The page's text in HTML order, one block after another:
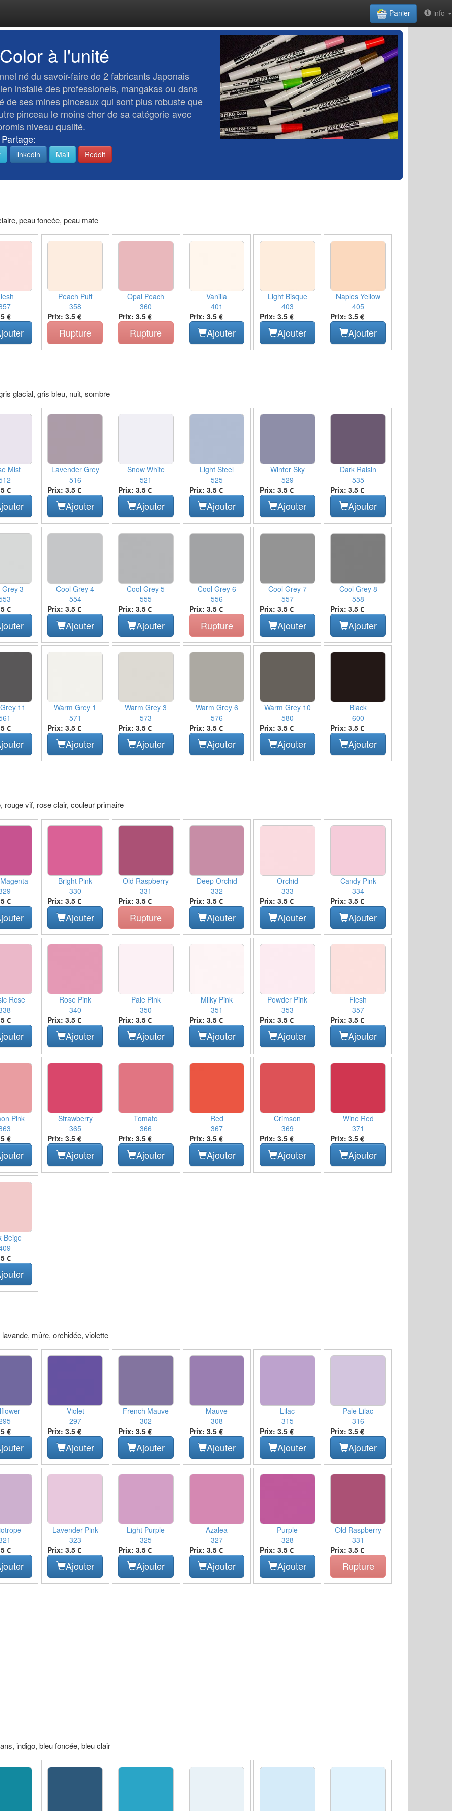
Panier info
à l'unité
né du savoir-faire de 2 fabricants Japonais
installé des professionels, mangakas ou dans
de ses mines pinceaux qui sont plus robuste que
pinceau le moins cher de sa catégorie avec
niveau qualité.
Partage:
linkedin Mail Reddit
peau foncée, peau mate
€
Peach Puff
358
Prix: 3.5 €
Rupture
Opal Peach
360
Prix: 3.5 €
Rupture
Vanilla
401
Prix: 3.5 €
Ajouter
Light Bisque
403
Prix: 3.5 €
Ajouter
Naples Yellow
405
Prix: 3.5 €
Ajouter
glacial, gris bleu, nuit, sombre
Mist
€
Lavender Grey
516
Prix: 3.5 €
Ajouter
Snow White
521
Prix: 3.5 €
Ajouter
Light Steel
525
Prix: 3.5 €
Ajouter
Winter Sky
529
Prix: 3.5 €
Ajouter
Dark Raisin
535
Prix: 3.5 €
Ajouter
Grey 3
€
Cool Grey 4
554
Prix: 3.5 €
Ajouter
Cool Grey 5
555
Prix: 3.5 €
Ajouter
Cool Grey 6
556
Prix: 3.5 €
Rupture
Cool Grey 7
557
Prix: 3.5 €
Ajouter
Cool Grey 8
558
Prix: 3.5 €
Ajouter
11
€
Warm Grey 1
571
Prix: 3.5 €
Ajouter
Warm Grey 3
573
Prix: 3.5 €
Ajouter
Warm Grey 6
576
Prix: 3.5 €
Ajouter
Warm Grey 10
580
Prix: 3.5 €
Ajouter
Black
600
Prix: 3.5 €
Ajouter
rouge vif, rose clair, couleur primaire
€
Bright Pink
330
Prix: 3.5 €
Ajouter
Old Raspberry
331
Prix: 3.5 €
Rupture
Deep Orchid
332
Prix: 3.5 €
Ajouter
Orchid
333
Prix: 3.5 €
Ajouter
Candy Pink
334
Prix: 3.5 €
Ajouter
Rose
€
Rose Pink
340
Prix: 3.5 €
Ajouter
Pale Pink
350
Prix: 3.5 €
Ajouter
Milky Pink
351
Prix: 3.5 €
Ajouter
Powder Pink
353
Prix: 3.5 €
Ajouter
Flesh
357
Prix: 3.5 €
Ajouter
Pink
€
Strawberry
365
Prix: 3.5 €
Ajouter
Tomato
366
Prix: 3.5 €
Ajouter
Red
367
Prix: 3.5 €
Ajouter
Crimson
369
Prix: 3.5 €
Ajouter
Wine Red
371
Prix: 3.5 €
Ajouter
Beige
€
mûre, orchidée, violette
€
Violet
297
Prix: 3.5 €
Ajouter
French Mauve
302
Prix: 3.5 €
Ajouter
Mauve
308
Prix: 3.5 €
Ajouter
Lilac
315
Prix: 3.5 €
Ajouter
Pale Lilac
316
Prix: 3.5 €
Ajouter
€
Lavender Pink
323
Prix: 3.5 €
Ajouter
Light Purple
325
Prix: 3.5 €
Ajouter
Azalea
327
Prix: 3.5 €
Ajouter
Purple
328
Prix: 3.5 €
Ajouter
Old Raspberry
331
Prix: 3.5 €
Rupture
indigo, bleu foncée, bleu clair